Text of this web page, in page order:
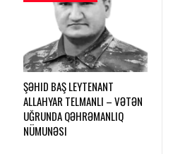
ŞƏHID BAŞ LEYTENANT
ALLAHYAR TELMANLI – VƏTƏN
UĞRUNDA QƏHRƏMANLIQ
NÜMUNƏSI